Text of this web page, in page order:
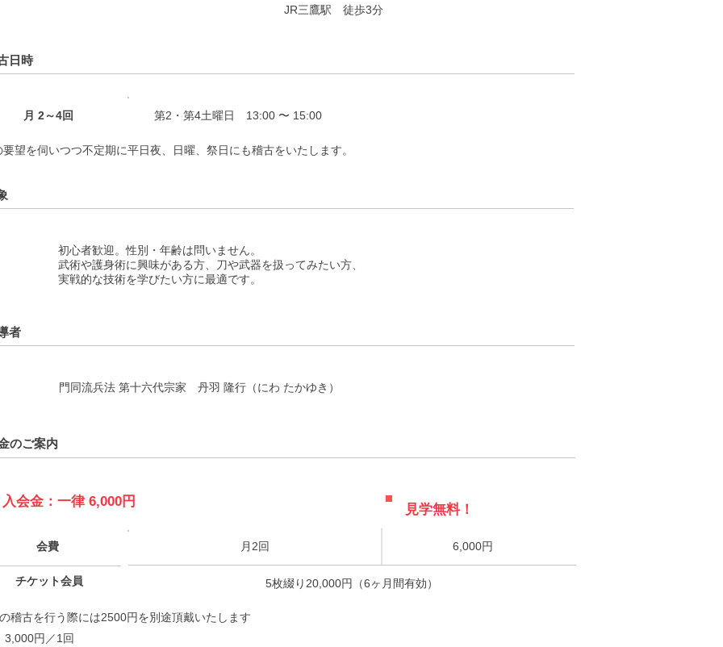
JR三鷹駅 徒歩3分
日時
月 2～4回 第2・第4土曜日 13:00 〜 15:00
要望を伺いつつ不定期に平日夜、日曜、祭日にも稽古をいたします。
初心者歓迎。性別・年齢は問いません。
武術や護身術に興味がある方、刀や武器を扱ってみたい方、
実戦的な技術を学びたい方に最適です。
者
門同流兵法 第十六代宗家 丹羽 隆行（にわ たかゆき）
のご案内
入会金：一律 6,000円
見学無料！
会費
チケット会員
月2回 6,000円
5枚綴り20,000円（6ヶ月間有効）
3,000円／1回
稽古を行う際には2500円を別途頂戴いたします